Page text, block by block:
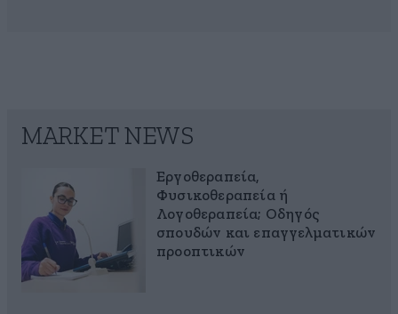
MARKET NEWS
Εργοθεραπεία,
Φυσικοθεραπεία ή
Λογοθεραπεία; Οδηγός
σπουδών και επαγγελματικών
προοπτικών